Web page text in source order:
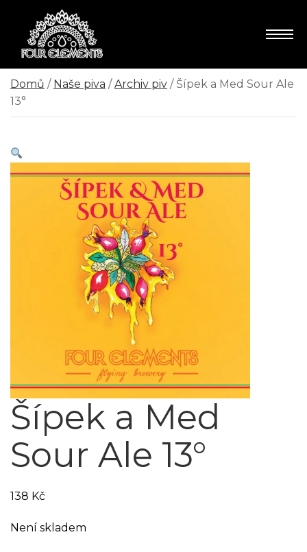
Domů / Naše piva /Archiv piv / Šípek a Med Sour Ale
13°
Šípek a Med
Sour Ale 13°
138 Kč
Není skladem